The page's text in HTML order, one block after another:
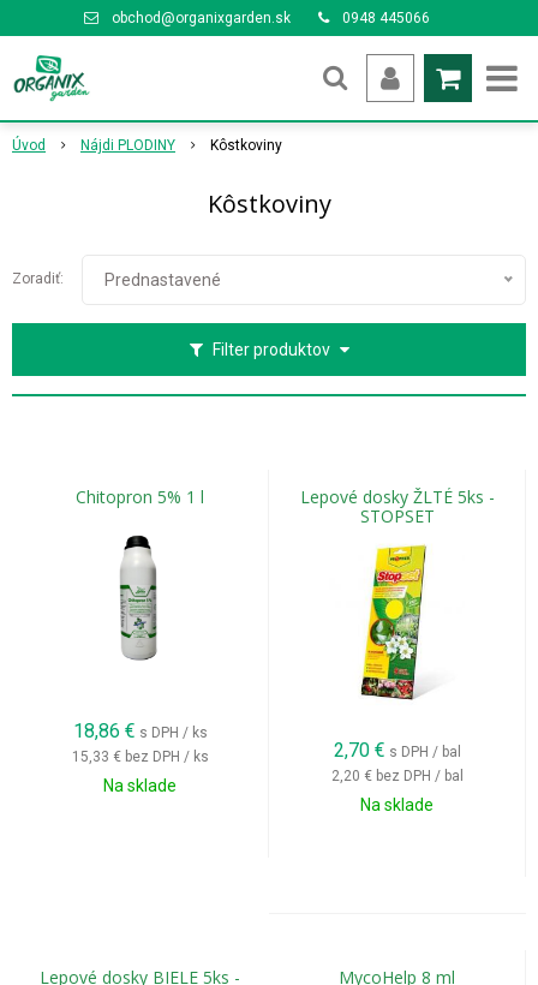
obchod@organixgarden.sk 0948 445066
Úvod Nájdi PLODINY Kôstkoviny
Kôstkoviny
Filter produktov
Zoradiť: Prednastavené
Chitopron 5% 1 l
18,86 € s DPH / ks
15,33 € bez DPH / ks
Na sklade
Lepové dosky ŽLTÉ 5ks -
STOPSET
2,70 € s DPH / bal
2,20 € bez DPH / bal
Na sklade
Lepové dosky BIELE 5ks -
MycoHelp 8 ml